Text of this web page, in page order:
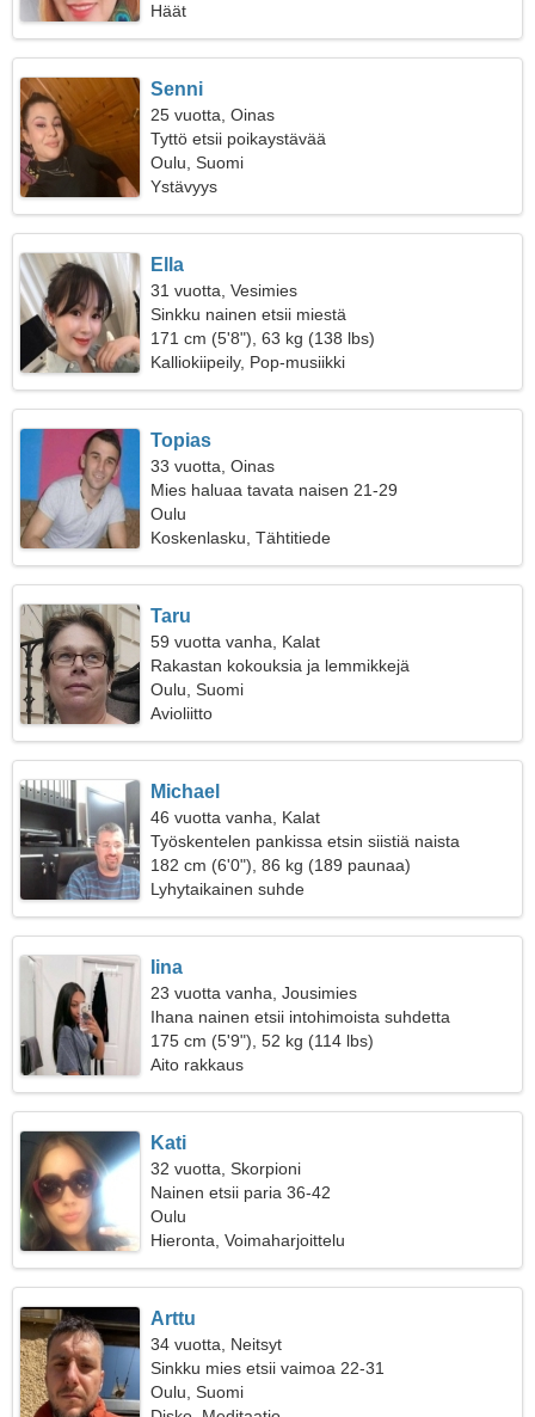
Häät
Senni
25 vuotta, Oinas
Tyttö etsii poikaystävää
Oulu, Suomi
Ystävyys
Ella
31 vuotta, Vesimies
Sinkku nainen etsii miestä
171 cm (5'8"), 63 kg (138 lbs)
Kalliokiipeily, Pop-musiikki
Topias
33 vuotta, Oinas
Mies haluaa tavata naisen 21-29
Oulu
Koskenlasku, Tähtitiede
Taru
59 vuotta vanha, Kalat
Rakastan kokouksia ja lemmikkejä
Oulu, Suomi
Avioliitto
Michael
46 vuotta vanha, Kalat
Työskentelen pankissa etsin siistiä naista
182 cm (6'0"), 86 kg (189 paunaa)
Lyhytaikainen suhde
Iina
23 vuotta vanha, Jousimies
Ihana nainen etsii intohimoista suhdetta
175 cm (5'9"), 52 kg (114 lbs)
Aito rakkaus
Kati
32 vuotta, Skorpioni
Nainen etsii paria 36-42
Oulu
Hieronta, Voimaharjoittelu
Arttu
34 vuotta, Neitsyt
Sinkku mies etsii vaimoa 22-31
Oulu, Suomi